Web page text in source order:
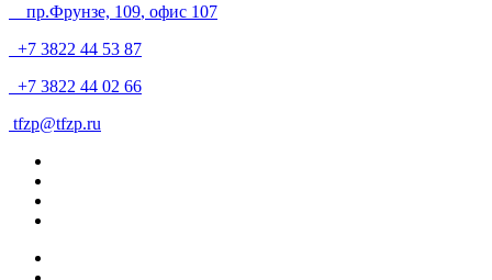
пр.Фрунзе, 109, офис 107
+7 3822 44 53 87
+7 3822 44 02 66
tfzp@tfzp.ru